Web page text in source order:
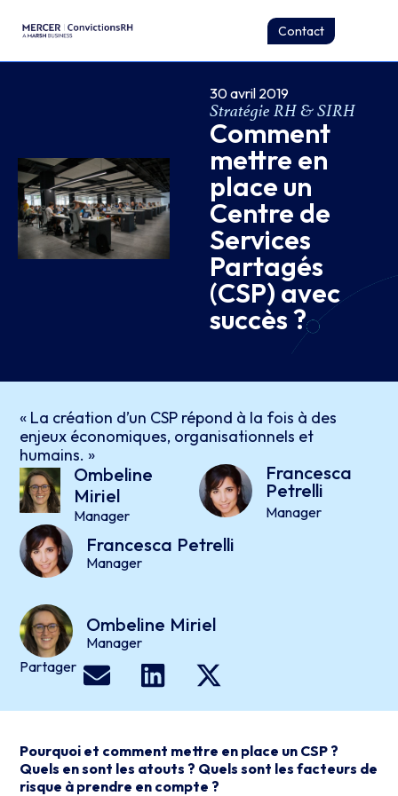
Contact
30 avril 2019
Stratégie RH & SIRH
Comment
mettre en
place un
Centre de
Services
Partagés
(CSP) avec
succès ?
« La création d’un CSP répond à la fois à des
enjeux économiques, organisationnels et
humains. »
Ombeline
Miriel
Manager
Francesca
Petrelli
Manager
Francesca Petrelli
Manager
Ombeline Miriel
Manager
Partager
Pourquoi et comment mettre en place un CSP ?
Quels en sont les atouts ? Quels sont les facteurs de
risque à prendre en compte ?